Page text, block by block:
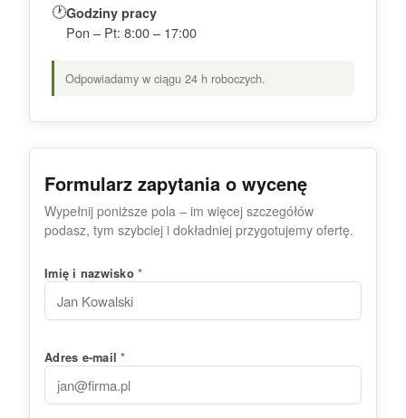
🕐Godziny pracy
Pon – Pt: 8:00 – 17:00
Odpowiadamy w ciągu 24 h roboczych.
Formularz zapytania o wycenę
Wypełnij poniższe pola – im więcej szczegółów
podasz, tym szybciej i dokładniej przygotujemy ofertę.
Imię i nazwisko*
Adres e-mail*